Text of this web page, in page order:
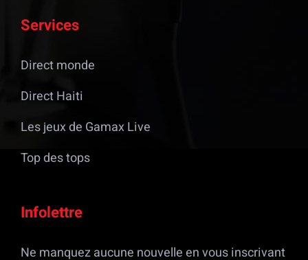
Services
Direct monde
Direct Haiti
Les jeux de Gamax Live
Top des tops
Infolettre
Ne manquez aucune nouvelle en vous inscrivant